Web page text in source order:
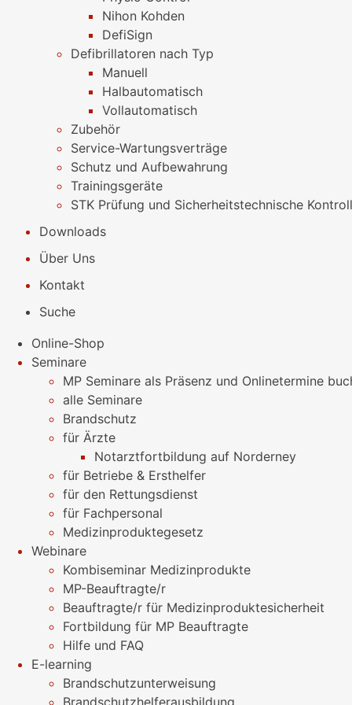
Nihon Kohden
DefiSign
Defibrillatoren nach Typ
Manuell
Halbautomatisch
Vollautomatisch
Zubehör
Service-Wartungsverträge
Schutz und Aufbewahrung
Trainingsgeräte
STK Prüfung und Sicherheitstechnische
Downloads
Über Uns
Kontakt
Suche
Online-Shop
Seminare
MP Seminare als Präsenz und Onlinetermine
alle Seminare
Brandschutz
für Ärzte
Notarztfortbildung auf Norderney
für Betriebe & Ersthelfer
für den Rettungsdienst
für Fachpersonal
Medizinproduktegesetz
Webinare
Kombiseminar Medizinprodukte
MP-Beauftragte/r
Beauftragte/r für Medizinproduktesicherheit
Fortbildung für MP Beauftragte
Hilfe und FAQ
E-learning
Brandschutzunterweisung
Brandschutzhelferausbildung